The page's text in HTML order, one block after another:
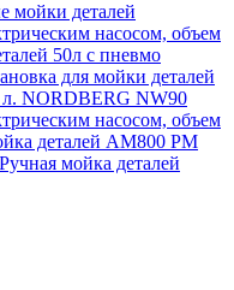
мойки деталей
насосом, объем
50л с пневмо
для мойки деталей
л. NORDBERG NW90
насосом, объем
деталей АМ800 РМ
Ручная мойка деталей